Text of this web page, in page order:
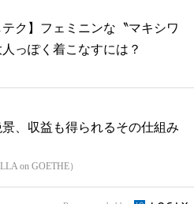
テク】フェミニンな〝マキシワ
っぽく着こなすには？
、収益も得られるその仕組み
on GOETHE）